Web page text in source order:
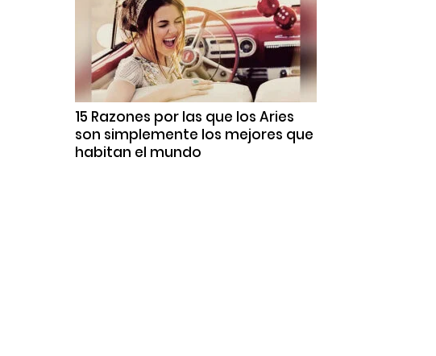
15 Razones por las que los Aries
son simplemente los mejores que
habitan el mundo